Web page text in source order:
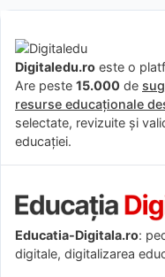
Digitaledu.ro este o
Are peste 15.000 de
resurse educaționale
selectate, revizuite și
educației.
Educatia-Digitala.ro:
digitale, digitalizarea